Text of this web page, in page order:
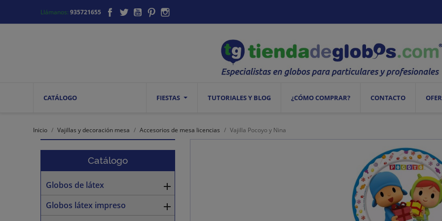
Llámanos:935721655 Facebook
TwitterYouTubePinterest
CATÁLOGO FIESTAS TUTORIALES Y BLOG ¿CÓMO COMPRAR? CONTACTO
Inicio Vajillas y decoración mesa Accesorios de mesa licencias Vajilla Pocoyo y Nina
Catálogo
Globos de látex 
Globos látex impreso 